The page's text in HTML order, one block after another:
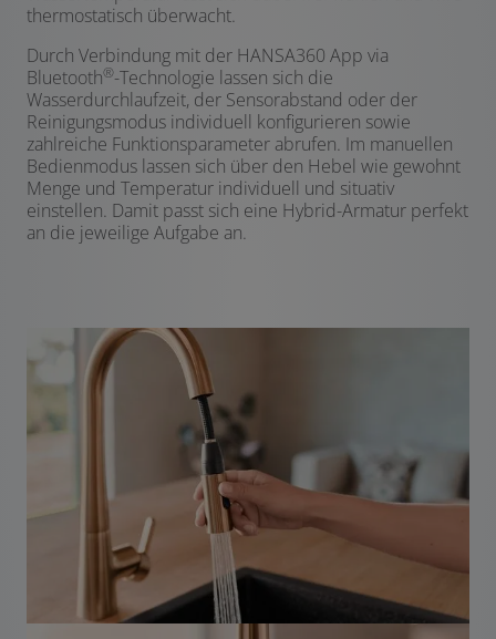
thermostatisch überwacht.
Durch Verbindung mit der HANSA360 App via
Bluetooth®-Technologie lassen sich die
Wasserdurchlaufzeit, der Sensorabstand oder der
Reinigungsmodus individuell konfigurieren sowie
zahlreiche Funktionsparameter abrufen. Im manuellen
Bedienmodus lassen sich über den Hebel wie gewohnt
Menge und Temperatur individuell und situativ
einstellen. Damit passt sich eine Hybrid-Armatur perfekt
an die jeweilige Aufgabe an.